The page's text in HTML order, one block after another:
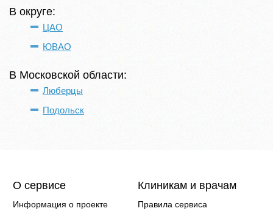
В округе:
ЦАО
ЮВАО
В Московской области:
Люберцы
Подольск
О сервисе
Информация о проекте
Клиникам и врачам
Правила сервиса